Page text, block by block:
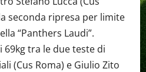
seconda ripresa per limite
“Panthers Laudi”.
69kg tra le due teste di
(Cus Roma) e Giulio Zito